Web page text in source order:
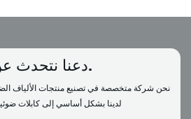
دعنا نتحدث عن مشروعك الآن.
نحن شركة متخصصة في تصنيع منتجات الألياف